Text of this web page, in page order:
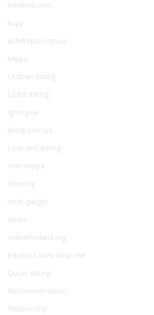
kievtime.com
kopy
kotelteplo.com.ua
krippa
Lesbian dating
LGBT dating
lgr.org.ua
lmmp.com.ua
Love and dating
max-krippa
Meeting
mob-gadget
News
onlinethailand.org
Payday Loans Near me
Queer dating
Recommendation
Relationship